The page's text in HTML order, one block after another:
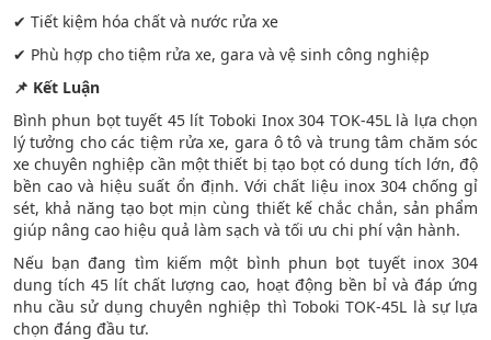
✔ Tiết kiệm hóa chất và nước rửa xe
✔ Phù hợp cho tiệm rửa xe, gara và vệ sinh công nghiệp
📌 Kết Luận
Bình phun bọt tuyết 45 lít Toboki Inox 304 TOK-45L là lựa chọn
lý tưởng cho các tiệm rửa xe, gara ô tô và trung tâm chăm sóc
xe chuyên nghiệp cần một thiết bị tạo bọt có dung tích lớn, độ
bền cao và hiệu suất ổn định. Với chất liệu inox 304 chống gỉ
sét, khả năng tạo bọt mịn cùng thiết kế chắc chắn, sản phẩm
giúp nâng cao hiệu quả làm sạch và tối ưu chi phí vận hành.
Nếu bạn đang tìm kiếm một bình phun bọt tuyết inox 304
dung tích 45 lít chất lượng cao, hoạt động bền bỉ và đáp ứng
nhu cầu sử dụng chuyên nghiệp thì Toboki TOK-45L là sự lựa
chọn đáng đầu tư.